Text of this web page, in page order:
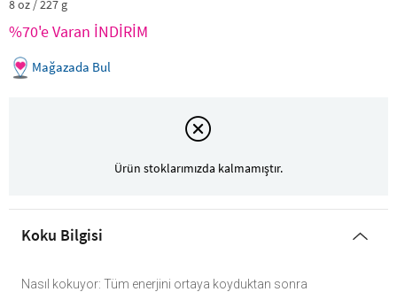
8 oz / 227 g
%70'e Varan İNDİRİM
Mağazada Bul
Ürün stoklarımızda kalmamıştır.
Koku Bilgisi
Nasıl kokuyor: Tüm enerjini ortaya koyduktan sonra